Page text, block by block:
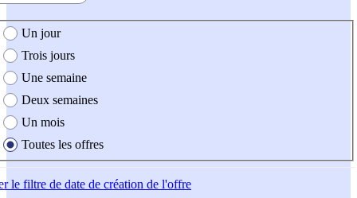
création de l'offre
Un jour
Trois jours
Une semaine
Deux semaines
Un mois
Toutes les offres
le filtre de date de création de l'offre